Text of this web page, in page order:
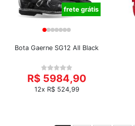
frete grátis
Bota Gaerne SG12 All Black
R$ 5984,90
12x R$ 524,99